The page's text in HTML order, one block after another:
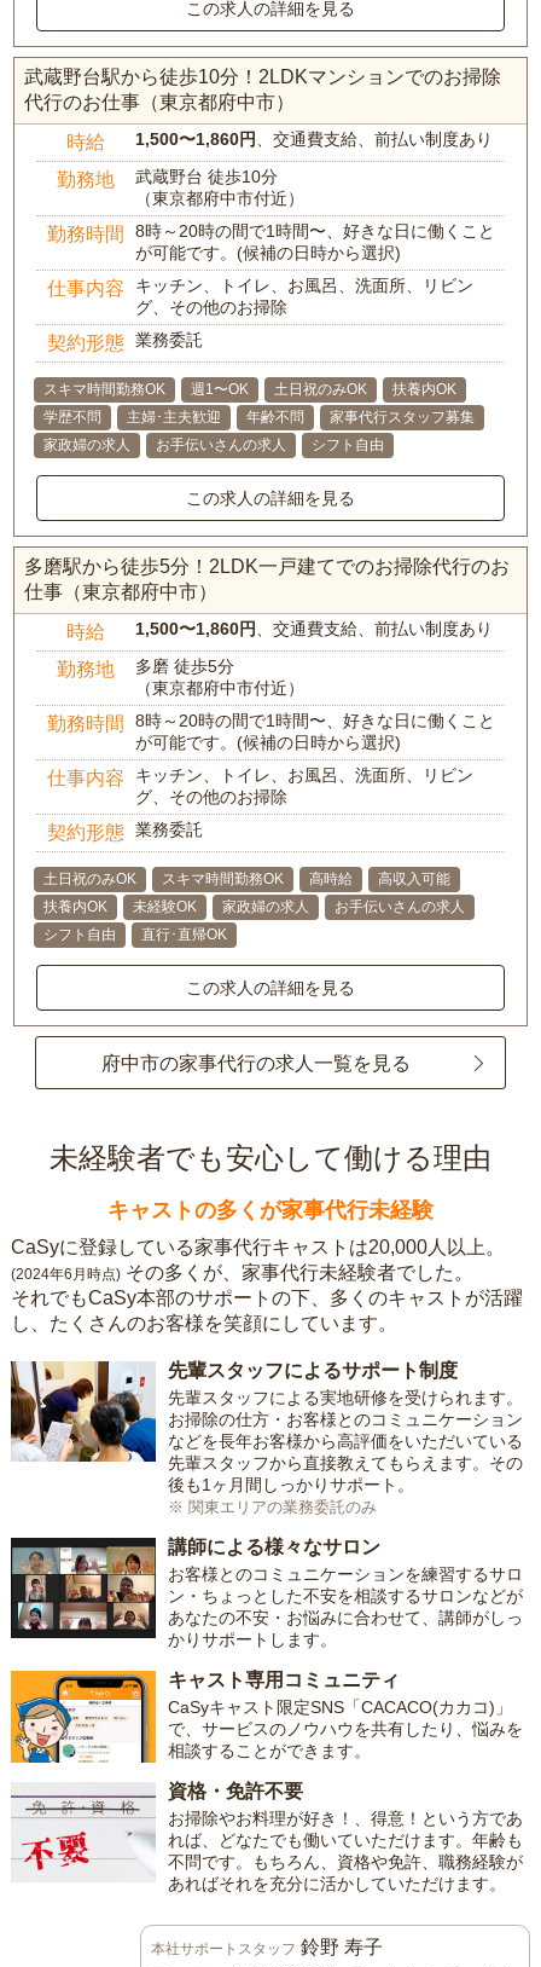
この求人の詳細を見る
武蔵野台駅から徒歩10分！2LDKマンションでのお掃除
代行のお仕事（東京都府中市）
時給 1,500〜1,860円 、交通費支給、前払い制度あり
勤務地
武蔵野台 徒歩10分
（東京都府中市付近）
勤務時間
8時～20時の間で1時間〜、好きな日に働くこと
が可能です。(候補の日時から選択)
仕事内容
キッチン、トイレ、お風呂、洗面所、リビン
グ、その他のお掃除
契約形態 業務委託
スキマ時間勤務OK 週1〜OK 土日祝のみOK
扶養内OK
学歴不問
主婦･主夫歓迎 年齢不問
家事代行スタッフ募集
家政婦の求人
お手伝いさんの求人 シフト自由
この求人の詳細を見る
多磨駅から徒歩5分！2LDK一戸建てでのお掃除代行のお
仕事（東京都府中市）
時給 1,500〜1,860円 、交通費支給、前払い制度あり
勤務地
多磨 徒歩5分
（東京都府中市付近）
勤務時間
8時～20時の間で1時間〜、好きな日に働くこと
が可能です。(候補の日時から選択)
仕事内容
キッチン、トイレ、お風呂、洗面所、リビン
グ、その他のお掃除
契約形態 業務委託
土日祝のみOK スキマ時間勤務OK 高時給
高収入可能
扶養内OK
未経験OK 家政婦の求人
お手伝いさんの求人
シフト自由
直行･直帰OK
この求人の詳細を見る
府中市の家事代行の求人一覧を見る
未経験者でも安心して働ける理由
キャストの多くが家事代行未経験
CaSyに登録している家事代行キャストは20,000人以上。
(2024年6月時点) その多くが、家事代行未経験者でした。
それでもCaSy本部のサポートの下、多くのキャストが活躍
し、たくさんのお客様を笑顔にしています。
先輩スタッフによるサポート制度
先輩スタッフによる実地研修を受けられます。
お掃除の仕方・お客様とのコミュニケーション
などを長年お客様から高評価をいただいている
先輩スタッフから直接教えてもらえます。その
後も1ヶ月間しっかりサポート。
※ 関東エリアの業務委託のみ
講師による様々なサロン
お客様とのコミュニケーションを練習するサロ
ン・ちょっとした不安を相談するサロンなどが
あなたの不安・お悩みに合わせて、講師がしっ
かりサポートします。
キャスト専用コミュニティ
CaSyキャスト限定SNS「CACACO(カカコ)」
で、サービスのノウハウを共有したり、悩みを
相談することができます。
資格・免許不要
お掃除やお料理が好き！、得意！という方であ
れば、どなたでも働いていただけます。年齢も
不問です。もちろん、資格や免許、職務経験が
あればそれを充分に活かしていただけます。
本社サポートスタッフ 鈴野 寿子